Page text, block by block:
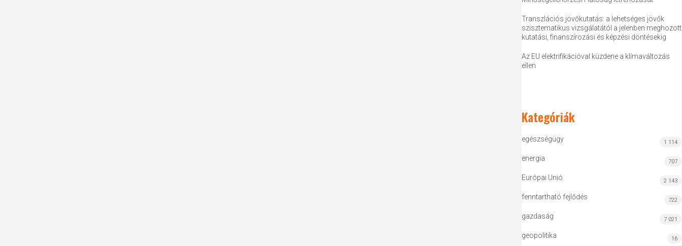
Transzlációs jövőkutatás: a lehetséges jövők
szisztematikus vizsgálatától a jelenben meghozott
kutatási, finanszírozási és képzési döntésekig
Az EU elektrifikációval küzdene a klímaváltozás
ellen
Kategóriák
egészségügy 1 114
energia 707
Európai Unió 2 143
fenntartható fejlődés 722
gazdaság 7 021
geopolitika 16